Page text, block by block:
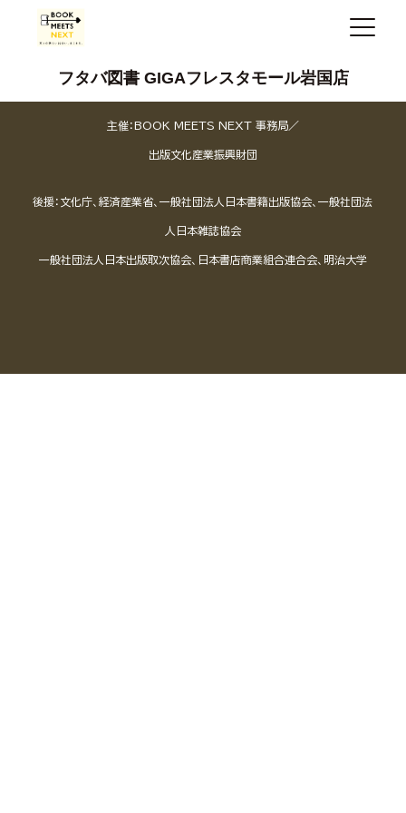
フタバ図書 GIGAフレスタモール岩国店
主催：BOOK MEETS NEXT 事務局／
出版文化産業振興財団
後援：文化庁、経済産業省、一般社団法人日本書籍出版協会、一般社団法
人日本雑誌協会
一般社団法人日本出版取次協会、日本書店商業組合連合会、明治大学